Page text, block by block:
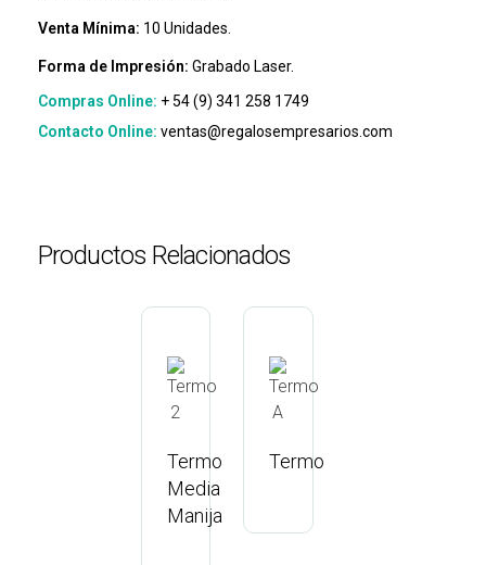
Venta Mínima: 10 Unidades.
Forma de Impresión: Grabado Laser.
Compras Online: + 54 (9) 341 258 1749
Contacto Online: ventas@regalosempresarios.com
Productos Relacionados
Termo
Media
Manija
Termo